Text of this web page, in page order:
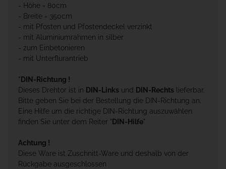
- Höhe = 80cm
- Breite = 350cm
- mit Pfosten und Pfostendeckel verzinkt
- mit Aluminiumrahmen in silber
- zum Einbetonieren
- mit Unterflurantrieb
*DIN-Richtung !
Dieses Drehtor ist in DIN-Links und DIN-Rechts lieferbar.
Bitte geben Sie bei der Bestellung die DIN-Richtung an.
Eine Hilfe um die richtige DIN-Richtung auszuwählen
finden Sie unter dem Reiter " DIN-Hilfe"
Achtung !
Diese Ware ist Zuschnitt-Ware und deshalb von der
Rückgabe ausgeschlossen